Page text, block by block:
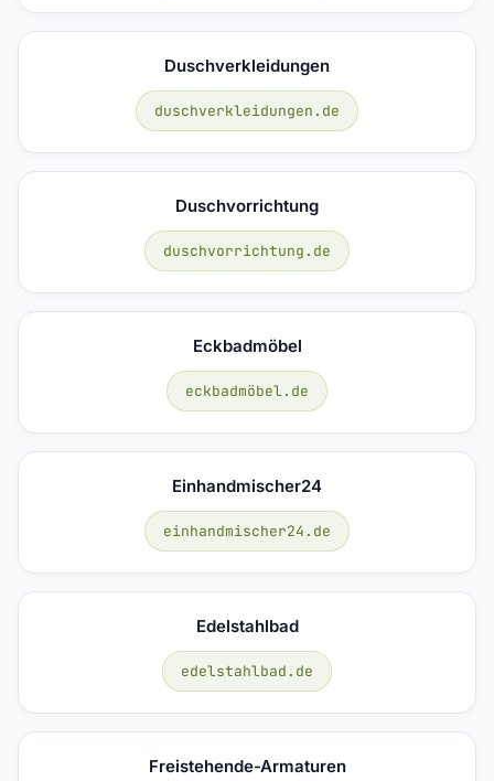
Duschverkleidungen
duschverkleidungen.de
Duschvorrichtung
duschvorrichtung.de
Eckbadmöbel
eckbadmöbel.de
Einhandmischer24
einhandmischer24.de
Edelstahlbad
edelstahlbad.de
Freistehende-Armaturen